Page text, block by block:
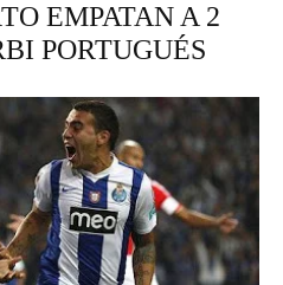
EMPATAN A 2
PORTUGUÉS